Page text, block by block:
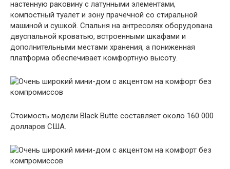
настенную раковину с латунными элементами,
компостный туалет и зону прачечной со стиральной
машиной и сушкой. Спальня на антресолях оборудована
двуспальной кроватью, встроенными шкафами и
дополнительными местами хранения, а пониженная
платформа обеспечивает комфортную высоту.
Стоимость модели Black Butte составляет около 160 000
долларов США.